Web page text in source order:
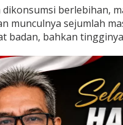
dikonsumsi berlebihan,
munculnya sejumlah
badan, bahkan